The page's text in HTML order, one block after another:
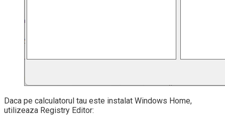
Daca pe calculatorul tau este instalat Windows Home,
utilizeaza Registry Editor: